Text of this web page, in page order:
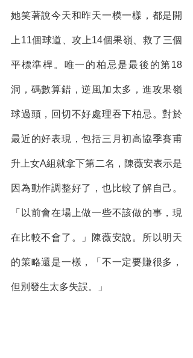
她笑著說今天和昨天一模一樣，都是開
上11個球道、攻上14個果嶺、救了三個
平標準桿。唯一的柏忌是最後的第18
洞，碼數算錯，逆風加太多，進攻果嶺
球過頭，回切不好處理吞下柏忌。對於
最近的好表現，包括三月初高協季賽甫
升上女A組就拿下第二名，陳薇安表示是
因為動作調整好了，也比較了解自己。
「以前會在場上做一些不該做的事，現
在比較不會了。」陳薇安說。所以明天
的策略還是一樣，「不一定要賺很多，
但別發生太多失誤。」